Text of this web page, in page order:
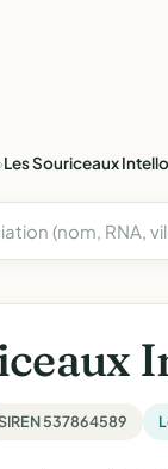
›Les Souriceaux
537864589